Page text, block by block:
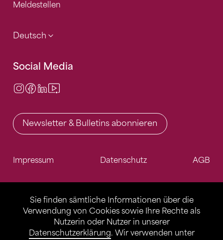
Sie finden sämtliche Informationen über die
Verwendung von Cookies sowie Ihre Rechte als
Nutzerin oder Nutzer in unserer
Datenschutzerklärung. Wir verwenden unter
Meldestellen
Deutsch
Social Media
Instagram
Facebook
LinkedIn
Newsletter & Bulletins abonnieren
Impressum Datenschutz AGB